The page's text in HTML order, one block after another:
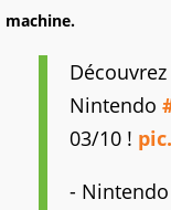
machine.
Nintendo
03/10 !
- Nintendo